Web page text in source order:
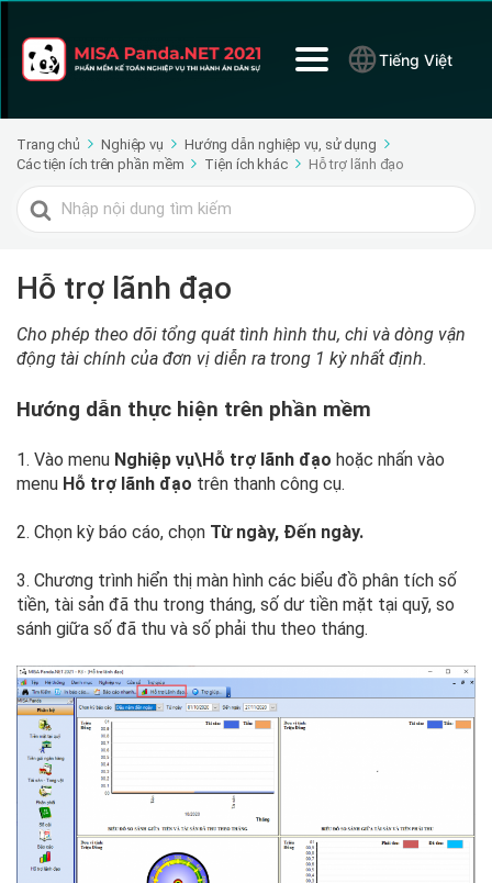
Tiếng Việt
Trang chủ Nghiệp vụ
Hướng dẫn nghiệp vụ, sử dụng
Các tiện ích trên phần mềm
Tiện ích khác Hỗ trợ lãnh đạo
Tìm
kiếm
Hỗ trợ lãnh đạo
Cho phép theo dõi tổng quát tình hình thu, chi và dòng vận
động tài chính của đơn vị diễn ra trong 1 kỳ nhất định.
Hướng dẫn thực hiện trên phần mềm
1. Vào menu Nghiệp vụ\Hỗ trợ lãnh đạo hoặc nhấn vào
menu Hỗ trợ lãnh đạo trên thanh công cụ.
2. Chọn kỳ báo cáo, chọn Từ ngày, Đến ngày.
3. Chương trình hiển thị màn hình các biểu đồ phân tích số
tiền, tài sản đã thu trong tháng, số dư tiền mặt tại quỹ, so
sánh giữa số đã thu và số phải thu theo tháng.